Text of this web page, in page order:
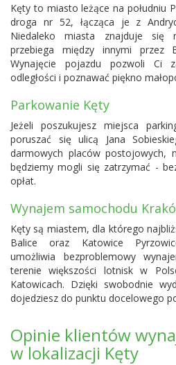
Kęty to miasto leżące na południu
droga nr 52, łącząca je z
Niedaleko miasta znajduje się
przebiega między innymi przez
Wynajęcie pojazdu pozwoli Ci
odległości i poznawać piękno
Parkowanie Kęty
Jeżeli poszukujesz miejsca
poruszać się ulicą Jana
darmowych placów postojowych,
będziemy mogli się zatrzymać -
opłat.
Wynajem samochodu
Kęty są miastem, dla którego
Balice oraz Katowice
umożliwia bezproblemowy
terenie większości lotnisk w
Katowicach. Dzięki swobodnie
dojedziesz do punktu docelowego
Opinie klientów
w lokalizacji Kęty